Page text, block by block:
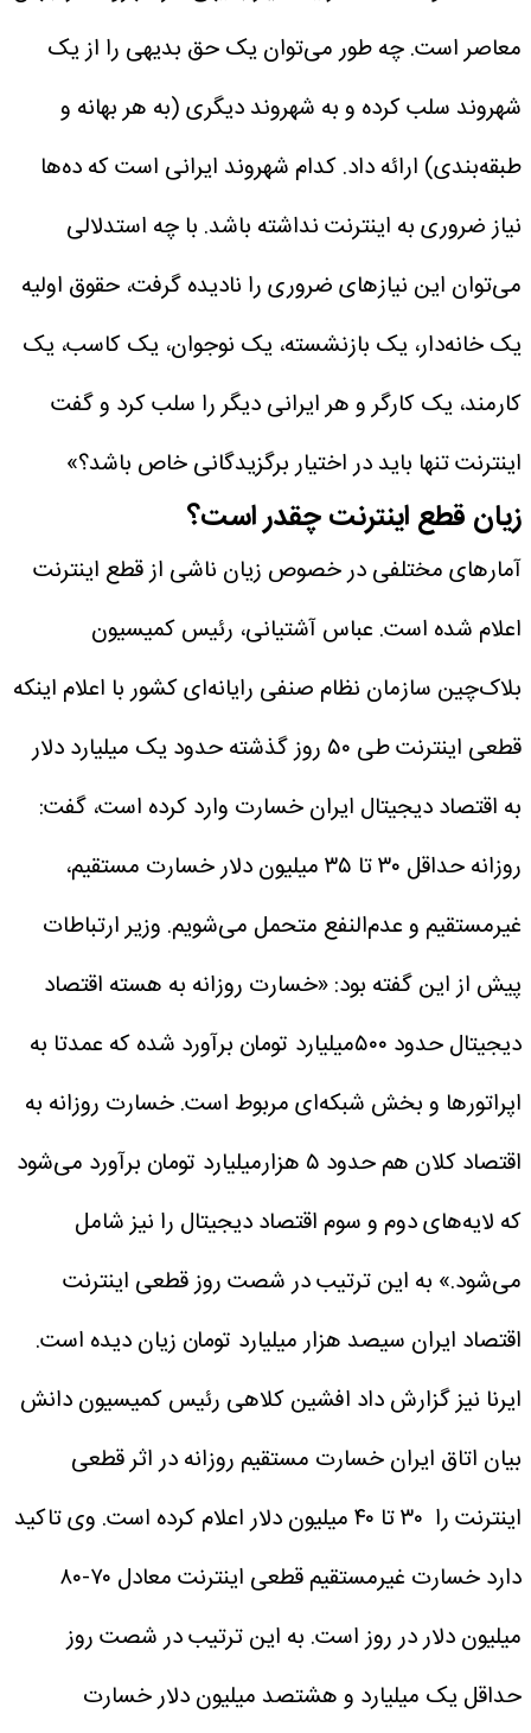
معاصر است. چه طور می‌توان یک حق بدیهی را از یک
شهروند سلب کرده و به شهروند دیگری (به هر بهانه و
طبقه‌بندی) ارائه داد. کدام شهروند ایرانی است که ده‌ها
نیاز ضروری به اینترنت نداشته باشد. با چه استدلالی
می‌توان این نیازهای ضروری را نادیده گرفت، حقوق اولیه
یک خانه‌دار، یک بازنشسته، یک نوجوان، یک کاسب، یک
کارمند، یک کارگر و هر ایرانی دیگر را سلب کرد و گفت
اینترنت تنها باید در اختیار برگزیدگانی خاص باشد؟»
زیان قطع اینترنت چقدر است؟
آمارهای مختلفی در خصوص زیان ناشی از قطع اینترنت
اعلام شده است. عباس آشتیانی، رئیس کمیسیون
بلاک‌چین سازمان نظام صنفی رایانه‌ای کشور با اعلام اینکه
قطعی اینترنت طی ۵۰ روز گذشته حدود یک میلیارد دلار
به اقتصاد دیجیتال ایران خسارت وارد کرده است، گفت:
روزانه حداقل ۳۰ تا ۳۵ میلیون دلار خسارت مستقیم،
غیرمستقیم و عدم‌النفع متحمل می‌شویم. وزیر ارتباطات
پیش از این گفته بود: «خسارت روزانه به هسته اقتصاد
دیجیتال حدود ۵۰۰‌میلیارد تومان برآورد شده که عمدتا به
اپراتورها و بخش شبکه‌ای مربوط است. خسارت روزانه به
‌اقتصاد کلان هم حدود ۵ هزارمیلیارد تومان برآورد می‌شود
که لایه‌های دوم و سوم اقتصاد دیجیتال را نیز شامل
می‌شود.» به این ترتیب در شصت روز قطعی اینترنت
اقتصاد ایران سیصد هزار میلیارد تومان زیان دیده است.
ایرنا نیز گزارش داد افشین کلاهی رئیس کمیسیون دانش
بیان اتاق ایران خسارت مستقیم روزانه در اثر قطعی
اینترنت را ۳۰ تا ۴۰ میلیون دلار اعلام کرده است. وی تاکید
دارد خسارت غیرمستقیم قطعی اینترنت معادل ۷۰-۸۰
میلیون دلار در روز است. به این ترتیب در شصت روز
حداقل یک میلیارد و هشتصد میلیون دلار خسارت